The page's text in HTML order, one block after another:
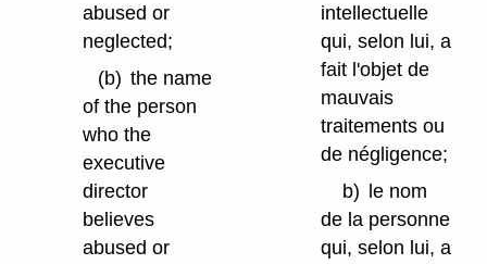
abused or
neglected;
(b) the name
of the person
who the
executive
director
believes
abused or
intellectuelle
qui, selon lui, a
fait l'objet de
mauvais
traitements ou
de négligence;
b)
le nom
de la personne
qui, selon lui, a